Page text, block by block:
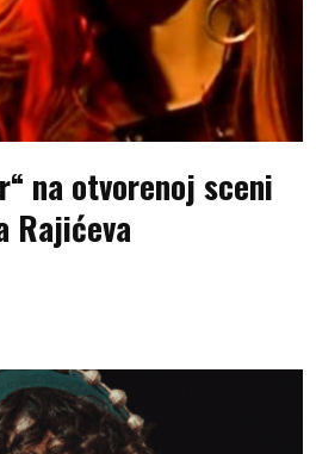
na otvorenoj sceni
Rajićeva